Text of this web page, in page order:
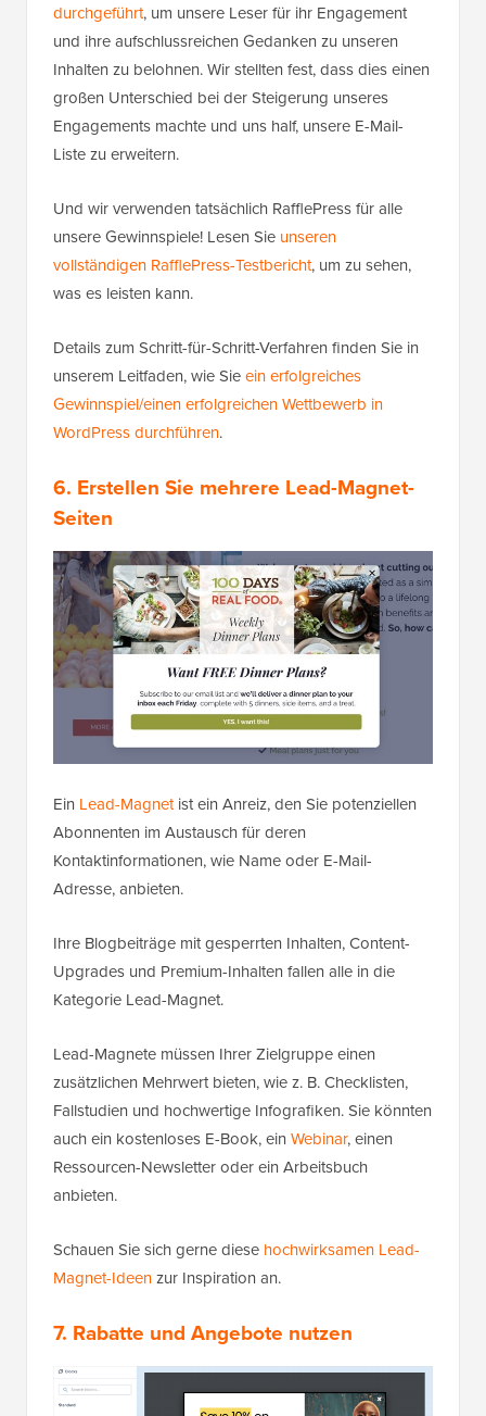
durchgeführt, um unsere Leser für ihr Engagement
und ihre aufschlussreichen Gedanken zu unseren
Inhalten zu belohnen. Wir stellten fest, dass dies einen
großen Unterschied bei der Steigerung unseres
Engagements machte und uns half, unsere E-Mail-
Liste zu erweitern.
Und wir verwenden tatsächlich RafflePress für alle
unsere Gewinnspiele! Lesen Sie unseren
vollständigen RafflePress-Testbericht, um zu sehen,
was es leisten kann.
Details zum Schritt-für-Schritt-Verfahren finden Sie in
unserem Leitfaden, wie Sieein erfolgreiches
Gewinnspiel/einen erfolgreichen Wettbewerb in
WordPress durchführen.
6. Erstellen Sie mehrere Lead-Magnet-
Seiten
Ein Lead-Magnetist ein Anreiz, den Sie potenziellen
Abonnenten im Austausch für deren
Kontaktinformationen, wie Name oder E-Mail-
Adresse, anbieten.
Ihre Blogbeiträge mit gesperrten Inhalten, Content-
Upgrades und Premium-Inhalten fallen alle in die
Kategorie Lead-Magnet.
Lead-Magnete müssen Ihrer Zielgruppe einen
zusätzlichen Mehrwert bieten, wie z. B. Checklisten,
Fallstudien und hochwertige Infografiken. Sie könnten
auch ein kostenloses E-Book, ein Webinar, einen
Ressourcen-Newsletter oder ein Arbeitsbuch
anbieten.
Schauen Sie sich gerne diese hochwirksamen Lead-
Magnet-Ideenzur Inspiration an.
7. Rabatte und Angebote nutzen